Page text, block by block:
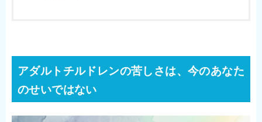
アダルトチルドレンの苦しさは、今のあなた
のせいではない